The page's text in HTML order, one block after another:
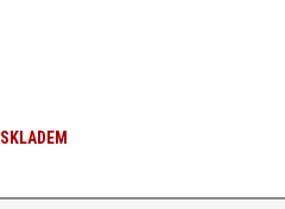
SKLADEM